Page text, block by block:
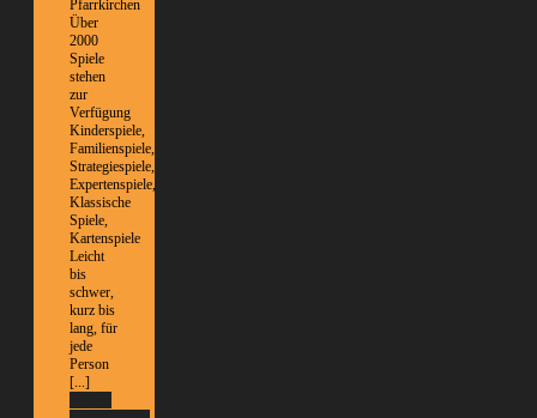
Pfarrkirchen
Über
2000
Spiele
stehen
zur
Verfügung
Kinderspiele,
Familienspiele,
Strategiespiele,
Expertenspiele,
Klassische
Spiele,
Kartenspiele
Leicht
bis
schwer,
kurz bis
lang, für
jede
Person
[...]